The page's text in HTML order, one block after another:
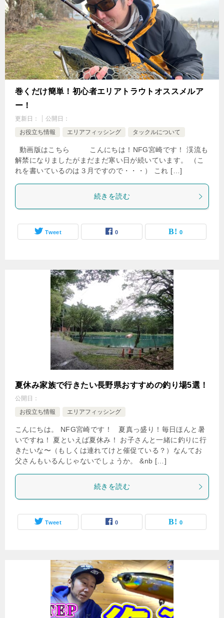
巻くだけ簡単！初心者エリアトラウトオススメルア
ー！
更新日：
公開日：
お役立ち情報
エリアフィッシング タックルについて
動画版はこちら こんにちは！NFG宮崎です！ 渓流も
解禁になりましたがまだまだ寒い日が続いています。 （こ
れを書いているのは３月ですので・・・） これ […]
続きを読む
Tweet 0 0
夏休み家族で行きたい長野県おすすめの釣り場5選！
公開日：
お役立ち情報
エリアフィッシング
こんにちは。 NFG宮崎です！ 夏真っ盛り！毎日ほんと暑
いですね！ 夏といえば夏休み！ お子さんと一緒に釣りに行
きたいな〜（もしくは連れてけと催促ている？）なんてお
父さんもいるんじゃないでしょうか。 &nb […]
続きを読む
Tweet 0 0